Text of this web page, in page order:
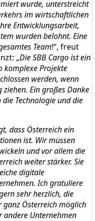
wurde, unterstreicht
im wirtschaftlichen
Entwicklungsarbeit,
wurden belohnt. Eine
Team!“, freut
„Die SBB Cargo ist ein
komplexe Projekte
werden, wenn
Ein großes Danke
Technologie und die
dass Österreich ein
ist. Wir müssen
und vor allem die
weiter stärker. Sie
digitale
Ich gratuliere
sehr herzlich, die
ganz Österreich möglich
Unternehmen